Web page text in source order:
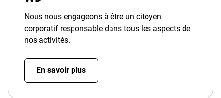
Nous nous engageons à être un citoyen
corporatif responsable dans tous les aspects de
nos activités.
En savoir plus